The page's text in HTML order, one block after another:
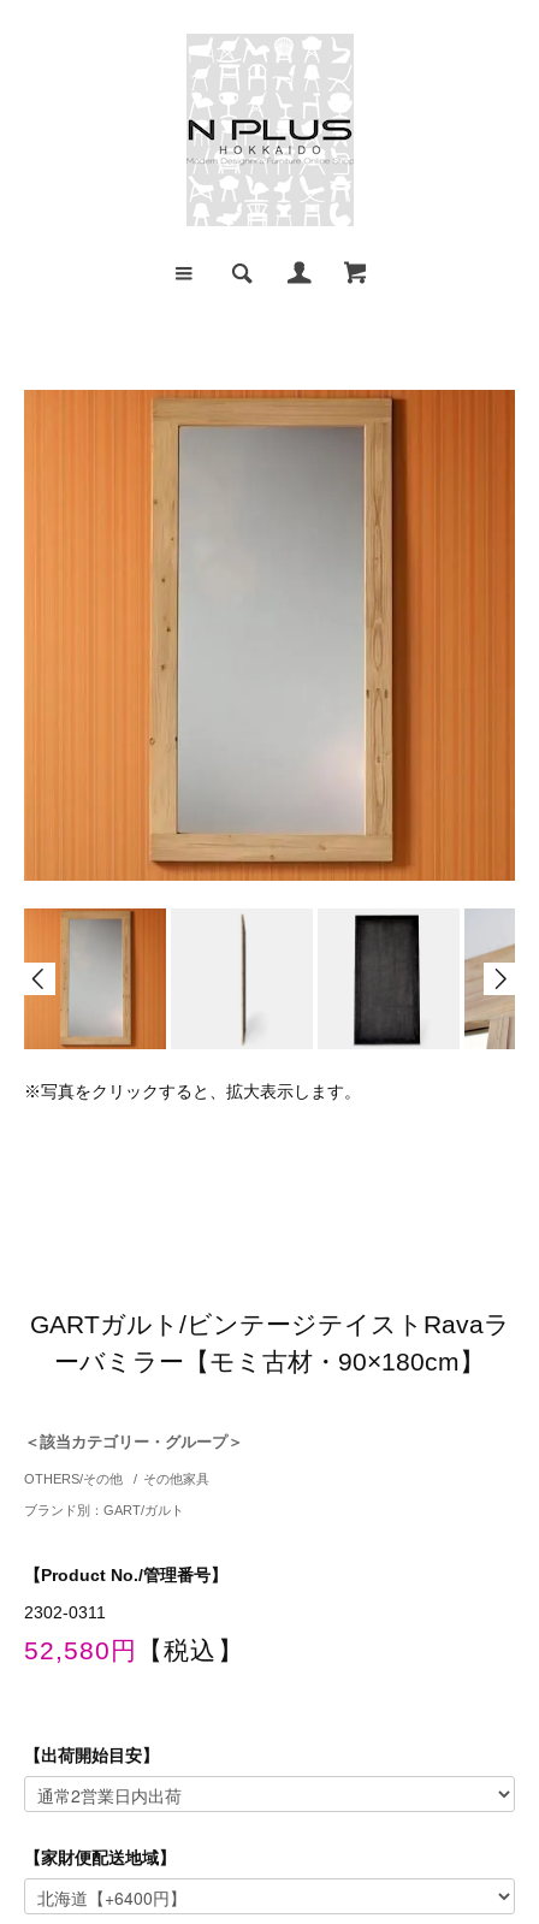
※写真をクリックすると、拡大表示します。
GARTガルト/ビンテージテイストRavaラ
ーバミラー【モミ古材・90×180cm】
＜該当カテゴリー・グループ＞
OTHERS/その他 / その他家具
ブランド別：GART/ガルト
【Product No./管理番号】
2302-0311
52,580円 【税込】
【出荷開始目安】
【家財便配送地域】